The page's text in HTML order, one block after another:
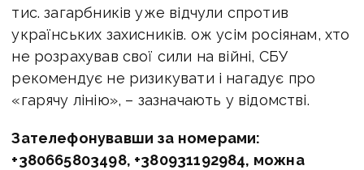
тис. загарбників уже відчули спротив
українських захисників. ож усім росіянам, хто
не розрахував свої сили на війні, СБУ
рекомендує не ризикувати і нагадує про
«гарячу лінію», – зазначають у відомстві.
Зателефонувавши за номерами:
+380665803498, +380931192984, можна